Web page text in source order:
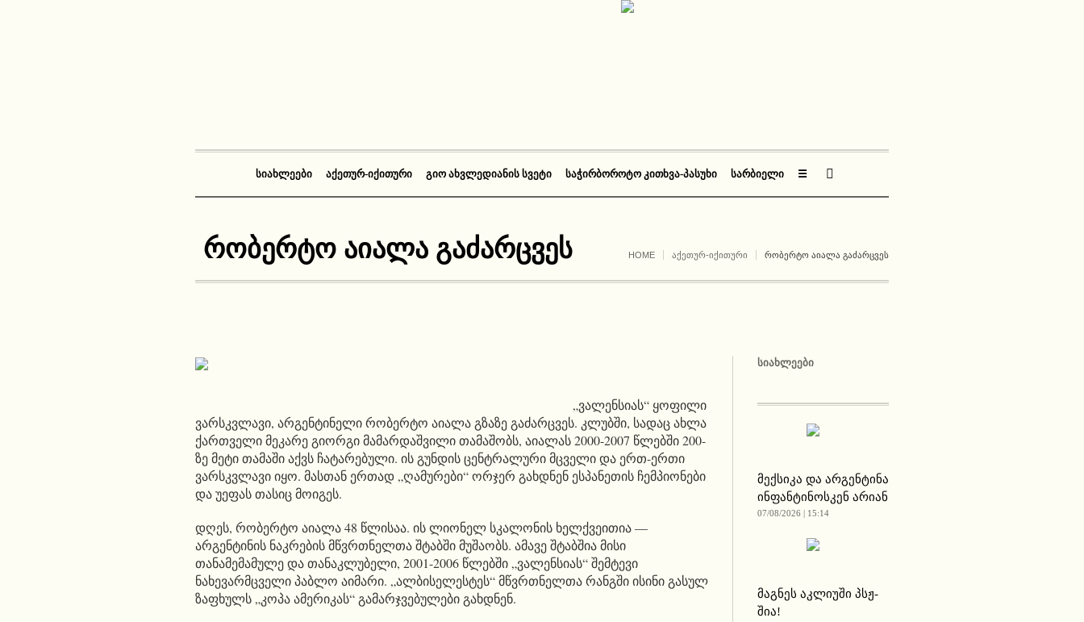
ᲡᲘᲐᲮᲚᲔᲔᲑᲘ ᲐᲥᲔᲗᲣᲠ-ᲘᲥᲘᲗᲣᲠᲘ ᲒᲘᲝ ᲐᲮᲕᲚᲔᲓᲘᲐᲜᲘᲡ ᲡᲕᲔᲢᲘ ᲡᲐᲭᲘᲠᲑᲝᲠᲝᲢᲝ ᲙᲘᲗᲮᲕᲐ-ᲞᲐᲡᲣᲮᲘ ᲡᲐᲠᲑᲘᲔᲚᲘ ☰
რობერტო აიალა გაძარცვეს HOME ᲐᲥᲔᲗᲣᲠ-ᲘᲥᲘᲗᲣᲠᲘ ᲠᲝᲑᲔᲠᲢᲝ ᲐᲘᲐᲚᲐ ᲒᲐᲫᲐᲠᲪᲕᲔᲡ
„ვალენსიას“ ყოფილი
ვარსკვლავი, არგენტინელი რობერტო აიალა გზაზე გაძარცვეს. კლუბში, სადაც ახლა
ქართველი მეკარე გიორგი მამარდაშვილი თამაშობს, აიალას 2000-2007 წლებში 200-
ზე მეტი თამაში აქვს ჩატარებული. ის გუნდის ცენტრალური მცველი და ერთ-ერთი
ვარსკვლავი იყო. მასთან ერთად „ღამურები“ ორჯერ გახდნენ ესპანეთის ჩემპიონები
და უეფას თასიც მოიგეს.
დღეს, რობერტო აიალა 48 წლისაა. ის ლიონელ სკალონის ხელქვეითია —
არგენტინის ნაკრების მწვრთნელთა შტაბში მუშაობს. ამავე შტაბშია მისი
თანამემამულე და თანაკლუბელი, 2001-2006 წლებში „ვალენსიას“ შემტევი
ნახევარმცველი პაბლო აიმარი. „ალბისელესტეს“ მწვრთნელთა რანგში ისინი გასულ
ზაფხულს „კოპა ამერიკას“ გამარჯვებულები გახდნენ.
ᲡᲘᲐᲮᲚᲔᲔᲑᲘ
მექსიკა და არგენტინა
ინფანტინოსკენ არიან
07/08/2026 | 15:14
მაგნეს აკლიუში პსჟ-
შია!